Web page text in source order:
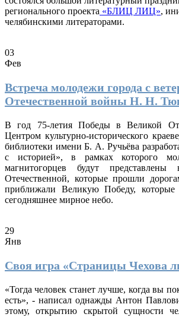
регионального проекта «БЛИЦ ЛИЦ»,
челябинскими литераторами.
03
Фев
Встреча молодежи города с
Отечественной войны Н. Н.
В год 75-летия Победы в Великой
Центром культурно-исторического
библиотеки имени Б. А. Ручьёва
с историей», в рамках которого
магнитогорцев будут представлены
Отечественной, которые прошли
приближали Великую Победу, которые
сегодняшнее мирное небо.
29
Янв
Своя игра «Страницы Чехова
«Тогда человек станет лучше, когда вы
есть», - написал однажды Антон
этому, открытию скрытой сущности